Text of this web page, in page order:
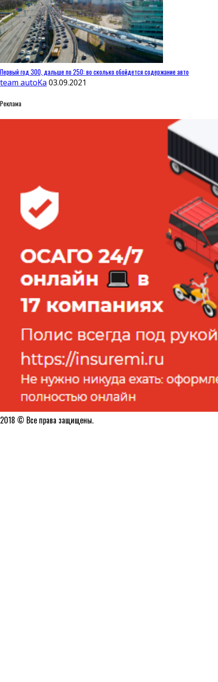
Первый год 300, дальше по 250: во сколько обойдется содержание авто
team autoKa 03.09.2021
Реклама
2018 © Все права защищены.